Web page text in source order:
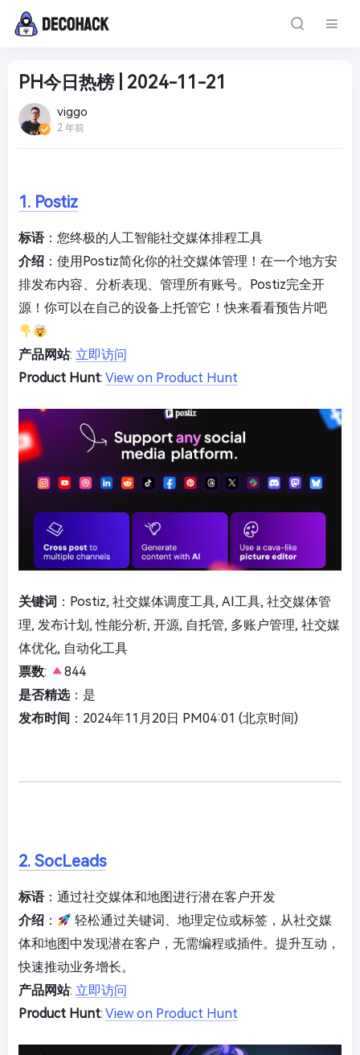
PH今日热榜 | 2024-11-21
viggo
2 年前
1. Postiz
标语：您终极的人工智能社交媒体排程工具
介绍 ：使用Postiz简化你的社交媒体管理！在一个地方安
排发布内容、分析表现、管理所有账号。Postiz完全开
源！你可以在自己的设备上托管它！快来看看预告片吧
产品网站: 立即访问
Product Hunt: View on Product Hunt
关键词 ：Postiz, 社交媒体调度工具, AI工具, 社交媒体管
理, 发布计划, 性能分析, 开源, 自托管, 多账户管理, 社交媒
体优化, 自动化工具
票数:
844
是否精选：是
发布时间 ：2024年11月20日 PM04:01 (北京时间)
2. SocLeads
标语：通过社交媒体和地图进行潜在客户开发
介绍 ：
轻松通过关键词、地理定位或标签，从社交媒
体和地图中发现潜在客户，无需编程或插件。提升互动，
快速推动业务增长。
产品网站: 立即访问
Product Hunt: View on Product Hunt